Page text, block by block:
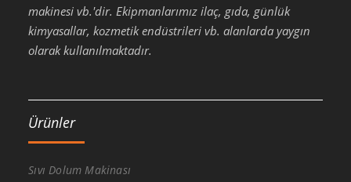
makinesi vb.'dir. Ekipmanlarımız ilaç, gıda, günlük
kimyasallar, kozmetik endüstrileri vb. alanlarda yaygın
olarak kullanılmaktadır.
Ürünler
Sıvı Dolum Makinası